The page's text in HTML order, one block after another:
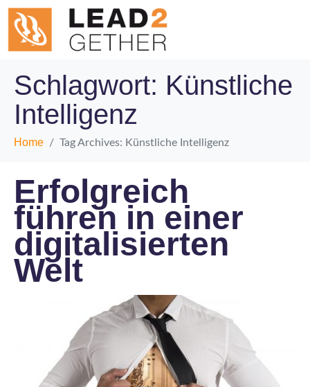
Schlagwort: Künstliche
Intelligenz
Home Tag Archives: Künstliche Intelligenz
Erfolgreich
führen in einer
digitalisierten
Welt